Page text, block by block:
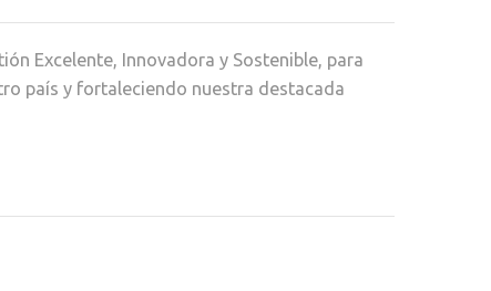
Excelente, Innovadora y Sostenible, para
país y fortaleciendo nuestra destacada